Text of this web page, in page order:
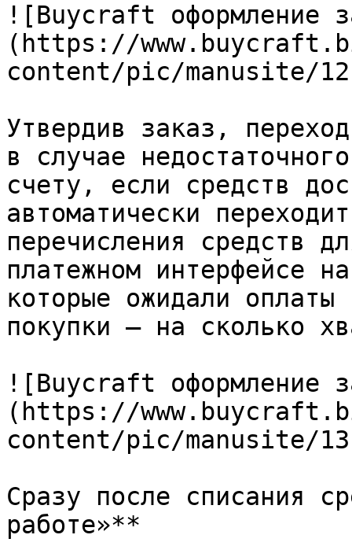
![Buycraft оформление
(https://
content/pic/manusite/
Утвердив заказ,
в случае
счету, если средств
автоматически
перечисления средств
платежном интерфейсе
которые ожидали
покупки – на сколько
![Buycraft оформление
(https://
content/pic/manusite/
Сразу после списания
работе»**